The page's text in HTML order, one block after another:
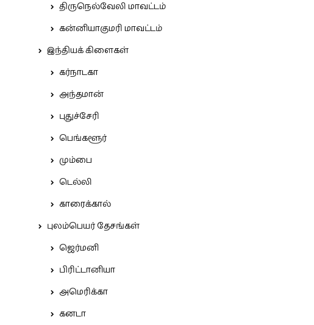
திருநெல்வேலி மாவட்டம்
கன்னியாகுமரி மாவட்டம்
இந்தியக் கிளைகள்
கர்நாடகா
அந்தமான்
புதுச்சேரி
பெங்களூர்
மும்பை
டெல்லி
காரைக்கால்
புலம்பெயர் தேசங்கள்
ஜெர்மனி
பிரிட்டானியா
அமெரிக்கா
கனடா